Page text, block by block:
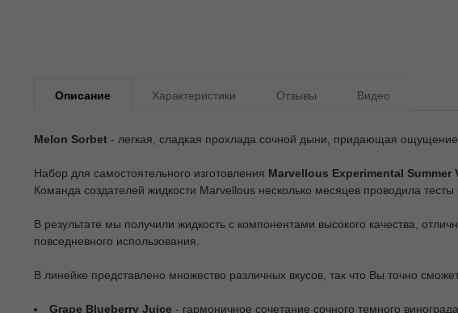
Описание Характеристики Отзывы Видео
Melon Sorbet - легкая, сладкая прохлада сочной дыни, придающая
Набор для самостоятельного изготовления Marvellous Experimental Summer
Команда создателей жидкости Marvellous несколько месяцев проводила
В результате мы получили жидкость с компонентами высокого качества,
повседневного использования.
В линейке представлено множество различных вкусов, так что Вы точно
Grape Blueberry Juice - гармоничное сочетание сочного темного